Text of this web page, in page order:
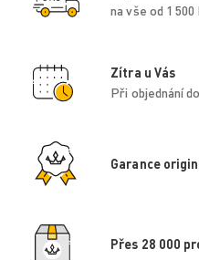
na vše od 1 500
Zítra u Vás
Při objednání
Garance
Přes 28 000